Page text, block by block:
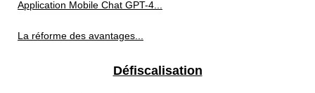
Application Mobile Chat GPT-4...
La réforme des avantages...
Défiscalisation